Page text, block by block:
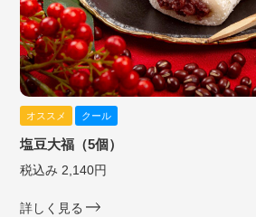
オススメ クール
塩豆大福（5個）
税込み 2,140円
詳しく見る